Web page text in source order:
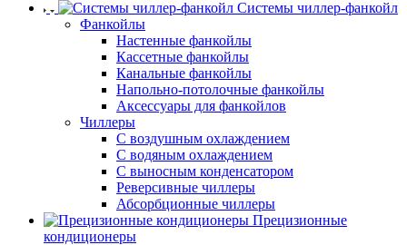
Системы чиллер-фанкойл
Фанкойлы
Настенные фанкойлы
Кассетные фанкойлы
Канальные фанкойлы
Напольно-потолочные фанкойлы
Аксессуары для фанкойлов
Чиллеры
С воздушным охлаждением
С водяным охлаждением
С выносным конденсатором
Реверсивные чиллеры
Абсорбционные чиллеры
Прецизионные
кондиционеры